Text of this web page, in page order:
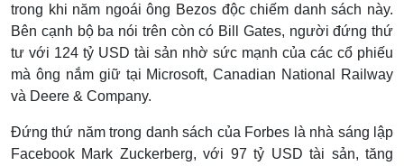
trong khi năm ngoái ông Bezos độc chiếm danh sách này.
Bên cạnh bộ ba nói trên còn có Bill Gates, người đứng thứ
tư với 124 tỷ USD tài sản nhờ sức mạnh của các cổ phiếu
mà ông nắm giữ tại Microsoft, Canadian National Railway
và Deere & Company.
Đứng thứ năm trong danh sách của Forbes là nhà sáng lập
Facebook Mark Zuckerberg, với 97 tỷ USD tài sản, tăng